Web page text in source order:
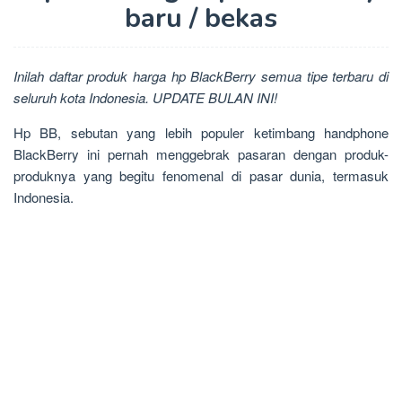
baru / bekas
Inilah daftar produk harga hp BlackBerry semua tipe terbaru di
seluruh kota Indonesia. UPDATE BULAN INI!
Hp BB, sebutan yang lebih populer ketimbang handphone
BlackBerry ini pernah menggebrak pasaran dengan produk-
produknya yang begitu fenomenal di pasar dunia, termasuk
Indonesia.